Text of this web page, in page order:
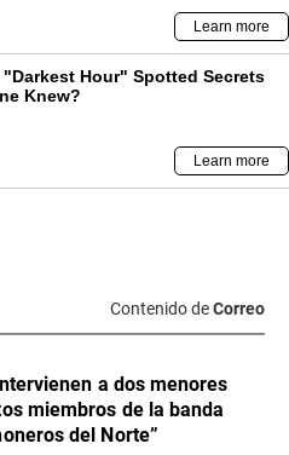
Contenido deCorreo
a dos menores
miembros de la banda
del Norte”